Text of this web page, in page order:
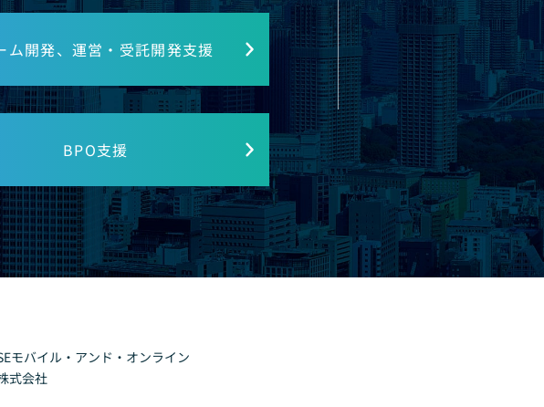
ム開発、運営・受託開発支援
BPO支援
モバイル・アンド・オンライン
式会社